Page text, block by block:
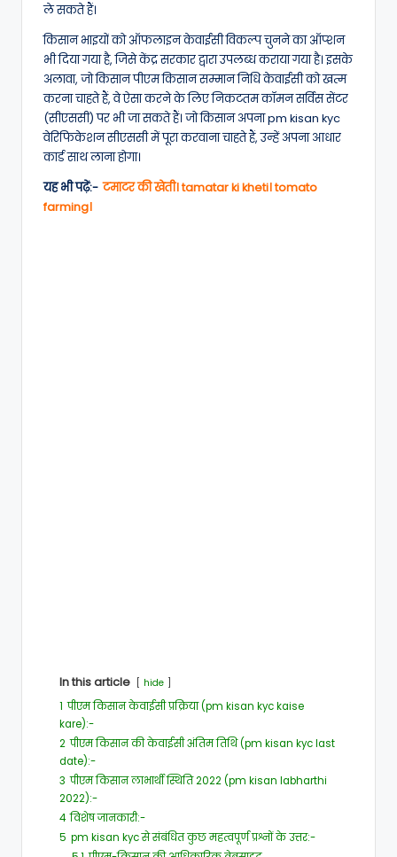
ले सकते हैं।
किसान भाइयों को ऑफलाइन केवाईसी विकल्प चुनने का ऑप्शन
भी दिया गया है, जिसे केंद्र सरकार द्वारा उपलब्ध कराया गया है। इसके
अलावा, जो किसान पीएम किसान सम्मान निधि केवाईसी को खत्म
करना चाहते हैं, वे ऐसा करने के लिए निकटतम कॉमन सर्विस सेंटर
(सीएससी) पर भी जा सकते हैं। जो किसान अपना pm kisan kyc
वेरिफिकेशन सीएससी में पूरा करवाना चाहते हैं, उन्हें अपना आधार
कार्ड साथ लाना होगा।
यह भी पढ़ें:- टमाटर की खेती। tamatar ki kheti। tomato
farming।
In this article hide
1 पीएम किसान केवाईसी प्रक्रिया (pm kisan kyc kaise
kare):-
2 पीएम किसान की केवाईसी अंतिम तिथि (pm kisan kyc last
date):-
3 पीएम किसान लाभार्थी स्थिति 2022 (pm kisan labharthi
2022):-
4 विशेष जानकारी:-
5 pm kisan kyc से संबंधित कुछ महत्वपूर्ण प्रश्नों के उत्तर:-